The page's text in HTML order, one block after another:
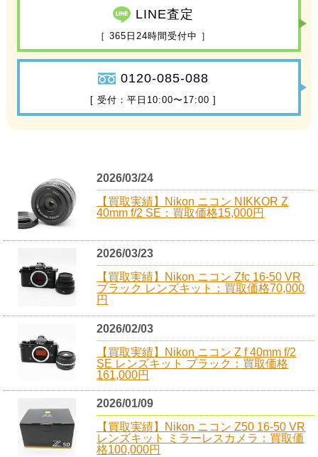
LINE査定
［ 365日24時間受付中 ］
0120-085-088
[ 受付：平日10:00〜17:00 ]
2026/03/24
【買取実績】Nikon ニコン NIKKOR Z
40mm f/2 SE：買取価格15,000円
2026/03/23
【買取実績】Nikon ニコン Zfc 16-50 VR
ブラック レンズキット：買取価格70,000
円
2026/02/03
【買取実績】Nikon ニコン Z f 40mm f/2
SE レンズキット ブラック：買取価格
161,000円
2026/01/09
【買取実績】Nikon ニコン Z50 16-50 VR
レンズキット ミラーレスカメラ：買取価
格100,000円